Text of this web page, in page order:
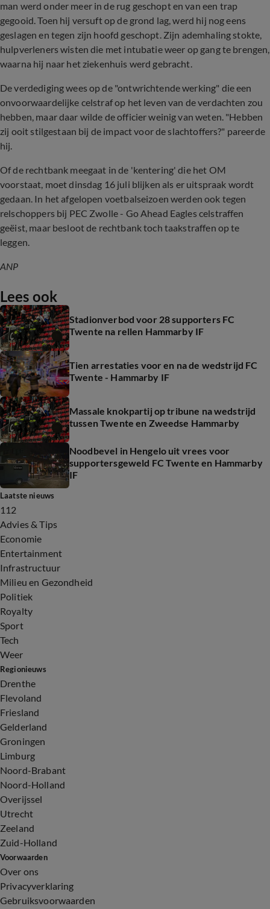
man werd onder meer in de rug geschopt en van een trap
gegooid. Toen hij versuft op de grond lag, werd hij nog eens
geslagen en tegen zijn hoofd geschopt. Zijn ademhaling stokte,
hulpverleners wisten die met intubatie weer op gang te brengen,
waarna hij naar het ziekenhuis werd gebracht.
De verdediging wees op de "ontwrichtende werking" die een
onvoorwaardelijke celstraf op het leven van de verdachten zou
hebben, maar daar wilde de officier weinig van weten. "Hebben
zij ooit stilgestaan bij de impact voor de slachtoffers?" pareerde
hij.
Of de rechtbank meegaat in de 'kentering' die het OM
voorstaat, moet dinsdag 16 juli blijken als er uitspraak wordt
gedaan. In het afgelopen voetbalseizoen werden ook tegen
relschoppers bij PEC Zwolle - Go Ahead Eagles celstraffen
geëist, maar besloot de rechtbank toch taakstraffen op te
leggen.
ANP
Lees ook
Stadionverbod voor 28 supporters FC
Twente na rellen Hammarby IF
Tien arrestaties voor en na de wedstrijd FC
Twente - Hammarby IF
Massale knokpartij op tribune na wedstrijd
tussen Twente en Zweedse Hammarby
Noodbevel in Hengelo uit vrees voor
supportersgeweld FC Twente en Hammarby
IF
Laatste nieuws
112
Advies & Tips
Economie
Entertainment
Infrastructuur
Milieu en Gezondheid
Politiek
Royalty
Sport
Tech
Weer
Regionieuws
Drenthe
Flevoland
Friesland
Gelderland
Groningen
Limburg
Noord-Brabant
Noord-Holland
Overijssel
Utrecht
Zeeland
Zuid-Holland
Voorwaarden
Over ons
Privacyverklaring
Gebruiksvoorwaarden